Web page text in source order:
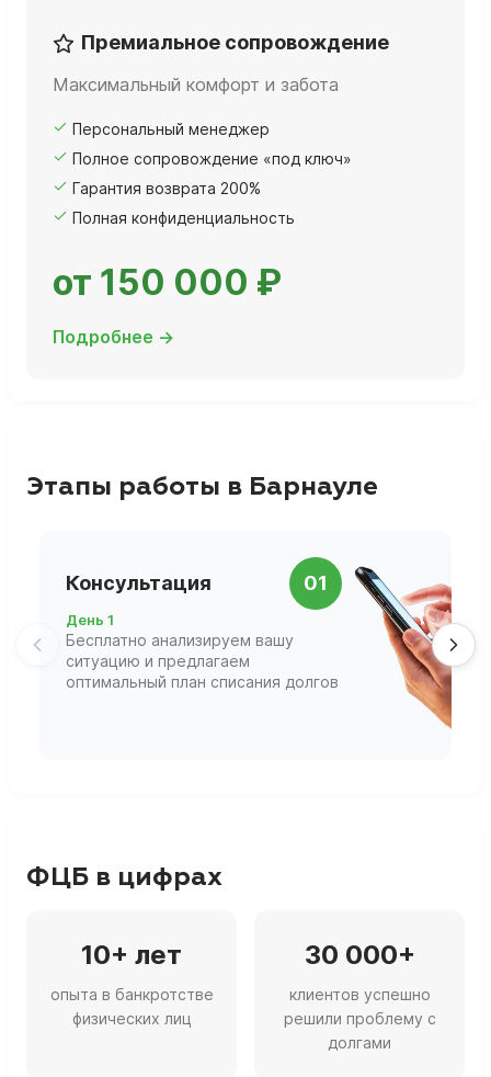
Премиальное сопровождение
Максимальный комфорт и забота
Персональный менеджер
Полное сопровождение «под ключ»
Гарантия возврата 200%
Полная конфиденциальность
от 150 000 ₽
Подробнее →
Этапы работы в Барнауле
Консультация 01
День 1
Бесплатно анализируем вашу
ситуацию и предлагаем
оптимальный план списания долгов
ФЦБ в цифрах
10+ лет
опыта в банкротстве
физических лиц
30 000+
клиентов успешно
решили проблему с
долгами